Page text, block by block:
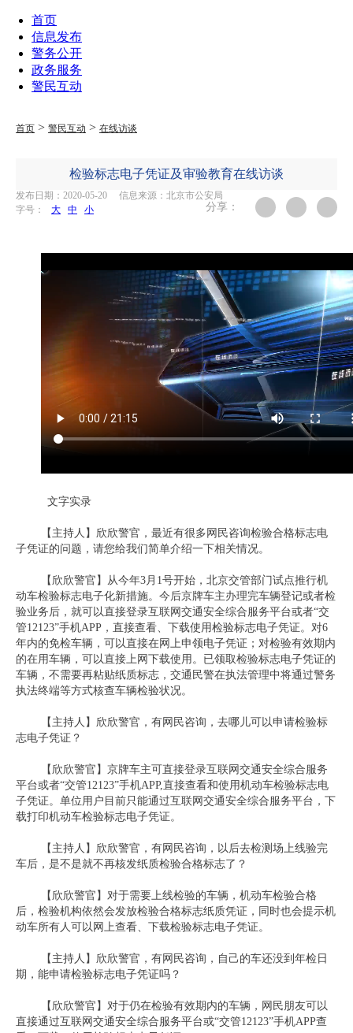
首页
信息发布
警务公开
政务服务
警民互动
首页 > 警民互动 > 在线访谈
检验标志电子凭证及审验教育在线访谈
发布日期：2020-05-20
信息来源：北京市公安局
字号： 大 中 小 分享：
文字实录
【主持人】欣欣警官，最近有很多网民咨询检验合格标志电
子凭证的问题，请您给我们简单介绍一下相关情况。
【欣欣警官】从今年3月1号开始，北京交管部门试点推行机
动车检验标志电子化新措施。今后京牌车主办理完车辆登记或者检
验业务后，就可以直接登录互联网交通安全综合服务平台或者“交
管12123”手机APP，直接查看、下载使用检验标志电子凭证。对6
年内的免检车辆，可以直接在网上申领电子凭证；对检验有效期内
的在用车辆，可以直接上网下载使用。已领取检验标志电子凭证的
车辆，不需要再粘贴纸质标志，交通民警在执法管理中将通过警务
执法终端等方式核查车辆检验状况。
【主持人】欣欣警官，有网民咨询，去哪儿可以申请检验标
志电子凭证？
【欣欣警官】京牌车主可直接登录互联网交通安全综合服务
平台或者“交管12123”手机APP,直接查看和使用机动车检验标志电
子凭证。单位用户目前只能通过互联网交通安全综合服务平台，下
载打印机动车检验标志电子凭证。
【主持人】欣欣警官，有网民咨询，以后去检测场上线验完
车后，是不是就不再核发纸质检验合格标志了？
【欣欣警官】对于需要上线检验的车辆，机动车检验合格
后，检验机构依然会发放检验合格标志纸质凭证，同时也会提示机
动车所有人可以网上查看、下载检验标志电子凭证。
【主持人】欣欣警官，有网民咨询，自己的车还没到年检日
期，能申请检验标志电子凭证吗？
【欣欣警官】对于仍在检验有效期内的车辆，网民朋友可以
直接通过互联网交通安全综合服务平台或“交管12123”手机APP查